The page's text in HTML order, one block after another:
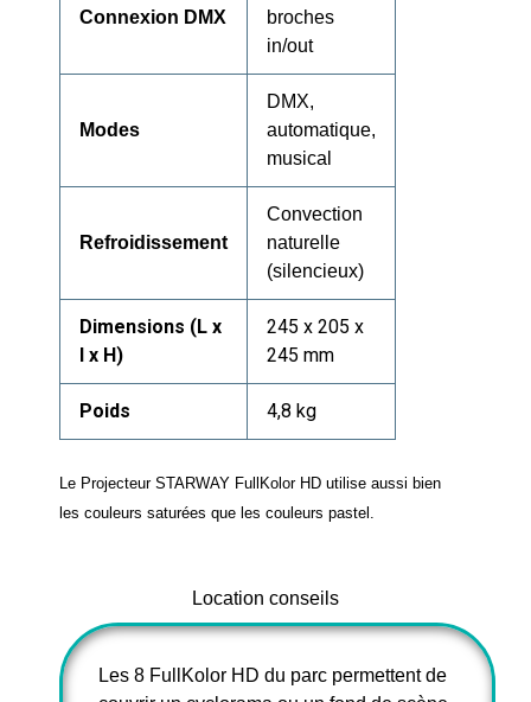
Connexion DMX
broches
in/out
Modes
DMX,
automatique,
musical
Refroidissement
Convection
naturelle
(silencieux)
Dimensions (L x
l x H)
245 x 205 x
245 mm
Poids 4,8 kg
Le Projecteur STARWAY FullKolorHD utilise aussi bien
les couleurs saturées que les couleurs pastel.
Location conseils
Les 8 FullKolor HD du parc permettent de